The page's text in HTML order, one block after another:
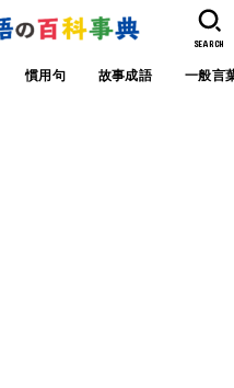
慣用句 故事成語 一般言
SEARCH